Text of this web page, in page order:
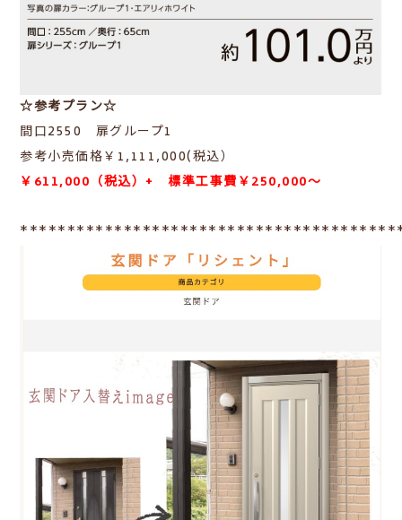
☆参考プラン☆
間口2550 扉グループ1
参考小売価格￥1,111,000(税込）
￥611,000（税込）+ 標準工事費￥250,000～